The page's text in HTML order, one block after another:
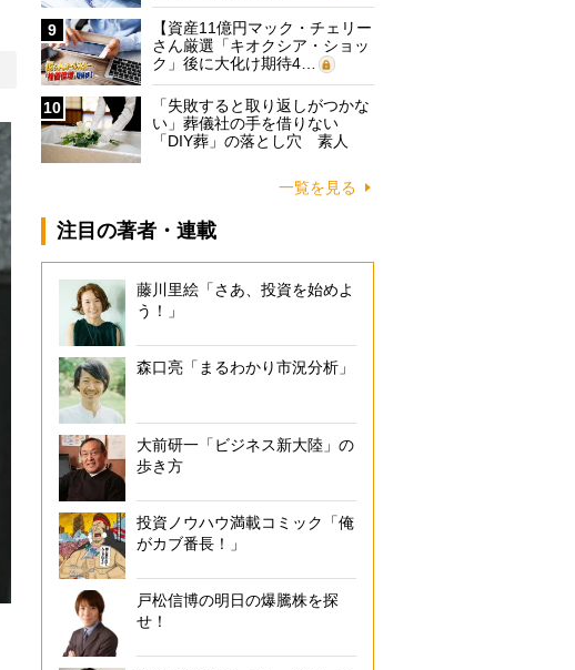
9
【資産11億円マック・チェリー
さん厳選「キオクシア・ショッ
ク」後に大化け期待4…
10
「失敗すると取り返しがつかな
い」葬儀社の手を借りない
「DIY葬」の落とし穴 素人
一覧を見る
注目の著者・連載
藤川里絵「さあ、投資を始めよ
う！」
森口亮「まるわかり市況分析」
大前研一「ビジネス新大陸」の
歩き方
投資ノウハウ満載コミック「俺
がカブ番長！」
戸松信博の明日の爆騰株を探
せ！